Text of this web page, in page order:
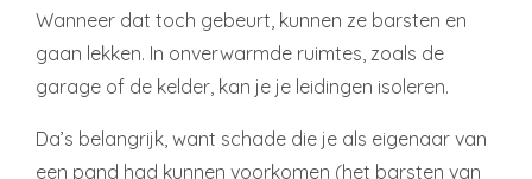
Wanneer dat toch gebeurt, kunnen ze barsten en
gaan lekken. In onverwarmde ruimtes, zoals de
garage of de kelder, kan je je leidingen isoleren.
Da’s belangrijk, want schade die je als eigenaar van
een pand had kunnen voorkomen (het barsten van